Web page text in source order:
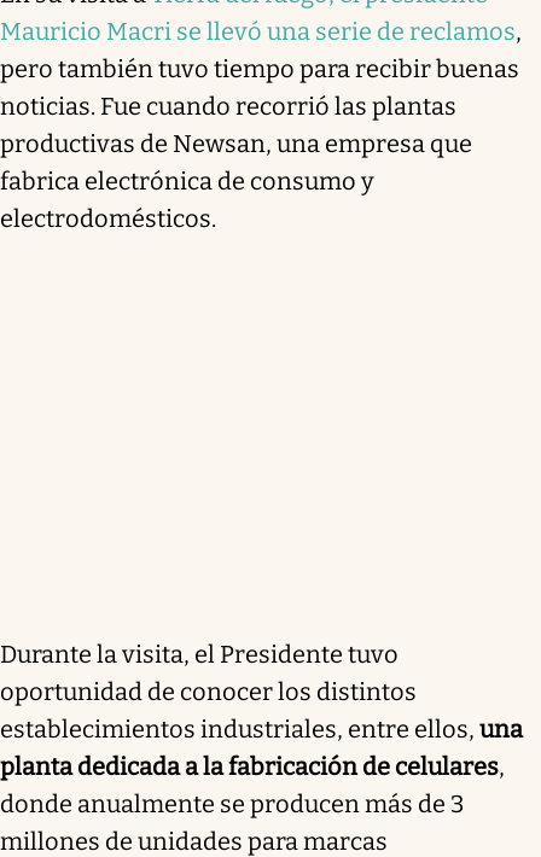
Mauricio Macri se llevó una serie de reclamos,
pero también tuvo tiempo para recibir buenas
noticias. Fue cuando recorrió las plantas
productivas de Newsan, una empresa que
fabrica electrónica de consumo y
electrodomésticos.
Durante la visita, el Presidente tuvo
oportunidad de conocer los distintos
establecimientos industriales, entre ellos, una
planta dedicada a la fabricación de celulares,
donde anualmente se producen más de 3
millones de unidades para marcas